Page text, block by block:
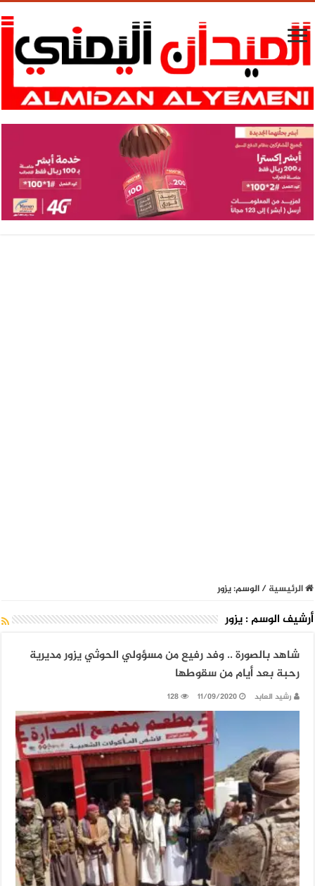
الرئيسية/الوسم:يزور
أرشيف الوسم :يزور
شاهد بالصورة .. وفد رفيع من مسؤولي الحوثي يزور مديرية
رحبة بعد أيام من سقوطها
رشيد العابد 11/09/2020
128